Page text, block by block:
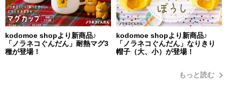
kodomoe shopより新商品♪
「ノラネコぐんだん」耐熱マグ3
種が登場！
kodomoe shopより新商品♪
「ノラネコぐんだん」なりきり
帽子（大、小）が登場！
もっと読む